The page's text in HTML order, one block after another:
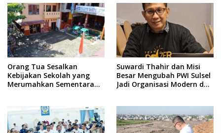
Orang Tua Sesalkan
Kebijakan Sekolah yang
Merumahkan Sementara
Suwardi Thahir dan Misi
Besar Mengubah PWI Sulsel
Jadi Organisasi Modern dan